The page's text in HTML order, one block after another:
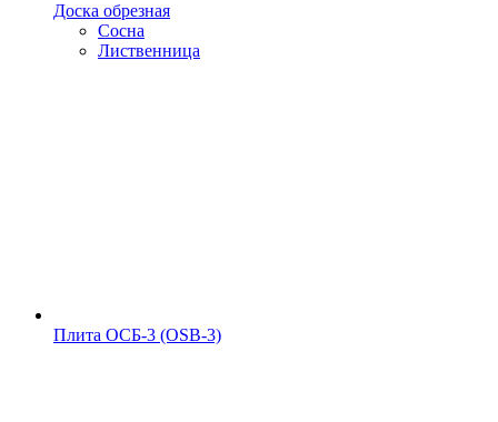
Доска обрезная
Сосна
Лиственница
Плита ОСБ-3 (OSB-3)